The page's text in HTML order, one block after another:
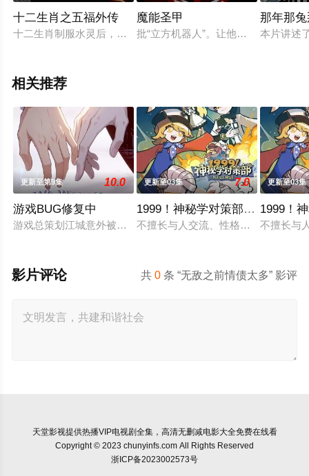
十二生肖之五福外传
十二生肖制服水灵后，得以归位掌管纪年。升仙后，玉帝为十
魔能圣甲
批“立方机器人”。让他们通过太空虫
那年那
本片讲述
相关推荐
更新至第9集 10.0
游戏BUG修复中
游戏总策划江城意外被卷入自己设计的《诸神黄昏》游戏世界
更新至03集 7.0
1999！神秘学对策部英语
不擅长与人交流、性格腼腆的马库斯
更新至03集
1999！
不擅长与
共0 条 “无敌之前情债太多” 影评
影片评论
天堂影视提供热播VIP电视剧全集，高清无删减电影大全免费在线看
Copyright © 2023 chunyinfs.com All Rights Reserved
浙ICP备2023002573号